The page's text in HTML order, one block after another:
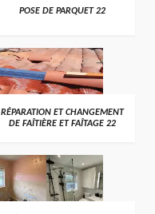
POSE DE PARQUET 22
RÉPARATION ET CHANGEMENT
DE FAÎTIÈRE ET FAÎTAGE 22